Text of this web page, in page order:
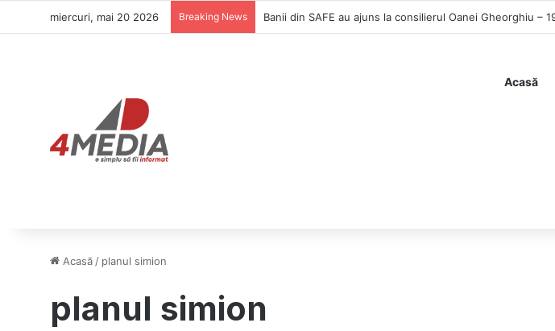
miercuri, mai 20 2026 Breaking News ONG-urile au făcut politică ani întregi, dar transparența
Acasă
Acasă / planul simion
planul simion